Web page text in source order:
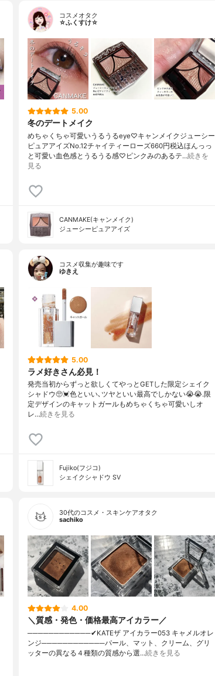
コスメオタク
☆ふくすけ☆
5.00
冬のデートメイク
めちゃくちゃ可愛いうるうるeye♡キャンメイクジューシー
ピュアアイズNo.12チャイティーローズ660円税込ほんっっ
と可愛い血色感とうるうる感♡ピンクみのあるテ…続きを
見る
CANMAKE(キャンメイク)
ジューシーピュアアイズ
コスメ収集が趣味です
ゆきえ
5.00
ラメ好きさん必見！
発売当初からずっと欲しくてやっとGETした限定シェイク
シャドウ🥺💓色といい､ツヤといい最高でしかない😭😭.限
定デザインのキャットガールもめちゃくちゃ可愛いしオ
レ…続きを見る
Fujiko(フジコ)
シェイクシャドウ SV
30代のコスメ・スキンケアオタク
sachiko
4.00
＼質感・発色・価格最高アイカラー／
────────────✔︎KATEザ アイカラー053 キャメルオレ
ンジ────────────パール、マット、クリーム、グリ
ッターの異なる４種類の質感から選…続きを見る